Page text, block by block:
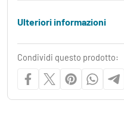
Ulteriori informazioni
Condividi questo prodotto: